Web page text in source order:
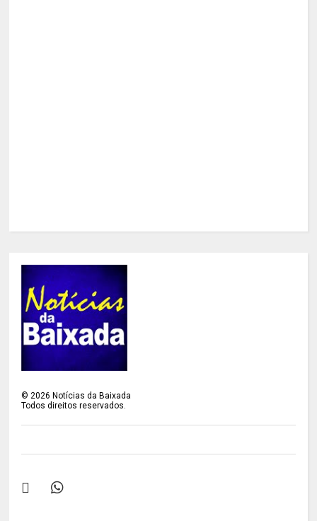
©2026 Notícias da Baixada
Todos direitos reservados.